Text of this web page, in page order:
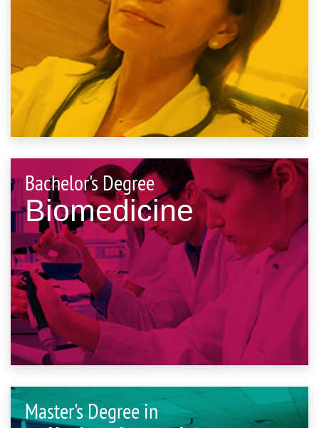
Bachelor's Degree
Biomedicine
Master's Degree in